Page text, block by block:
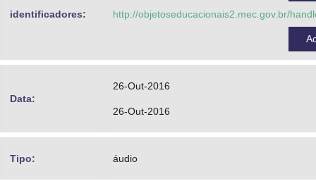
identificadores: http://objetoseducacionais2.mec.gov.br/
Data:
26-Out-2016
26-Out-2016
Tipo: áudio